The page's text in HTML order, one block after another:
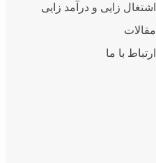
اشتغال زایی و درآمد زایی
مقالات
ارتباط با ما